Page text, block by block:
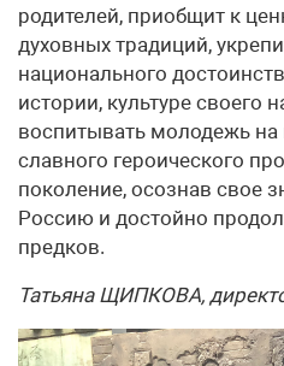
родителей, приобщит к
духовных традиций,
национального
истории, культуре своего
воспитывать молодежь
славного героического
поколение, осознав свое
Россию и достойно
предков.
Татьяна ЩИПКОВА,